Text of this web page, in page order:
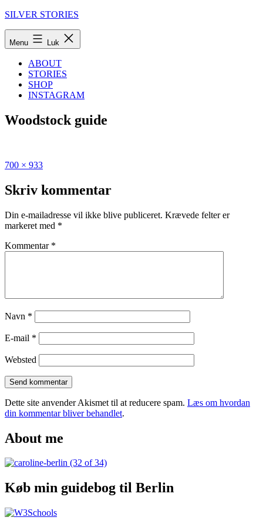
Fortsæt
SILVER STORIES
Menu Luk
ABOUT
STORIES
SHOP
INSTAGRAM
Woodstock guide
Udgivet
Kingston,
Woodstock,
Hip
guide
Upstate
Fuld
700 × 933
Skriv kommentar
Din e-mailadresse vil ikke blive publiceret. Krævede felter er
markeret med *
Kommentar *
Navn *
E-mail *
Websted
Dette site anvender Akismet til at reducere spam. Læs om hvordan
din kommentar bliver behandlet.
About me
Køb min guidebog til Berlin